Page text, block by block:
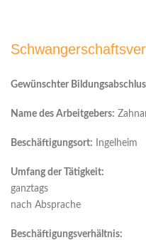
Gewünschter
Name des Arbeitgebers:
Beschäftigungsort: Ingelheim
Umfang der Tätigkeit:
ganztags
nach Absprache
Beschäftigungsverhältnis: